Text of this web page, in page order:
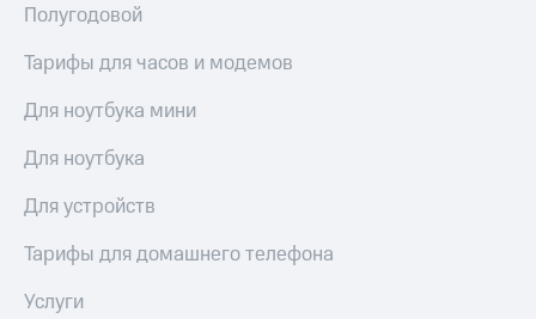
Полугодовой
Тарифы для часов и модемов
Для ноутбука мини
Для ноутбука
Для устройств
Тарифы для домашнего телефона
Услуги